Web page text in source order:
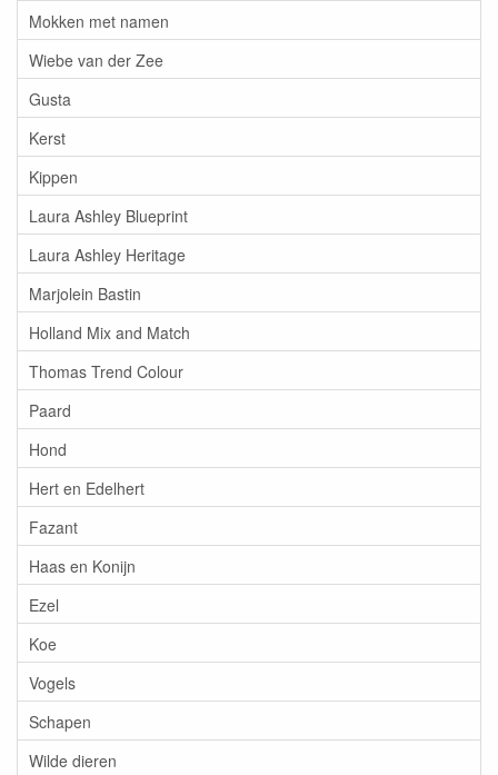
Mokken met namen
Wiebe van der Zee
Gusta
Kerst
Kippen
Laura Ashley Blueprint
Laura Ashley Heritage
Marjolein Bastin
Holland Mix and Match
Thomas Trend Colour
Paard
Hond
Hert en Edelhert
Fazant
Haas en Konijn
Ezel
Koe
Vogels
Schapen
Wilde dieren